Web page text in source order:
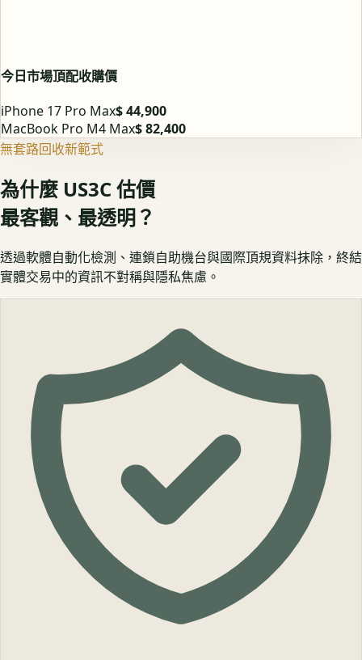
今日市場頂配收購價
iPhone 17 Pro Max$ 44,900
MacBook Pro M4 Max$ 82,400
無套路回收新範式
為什麼 US3C 估價
最客觀、最透明？
透過軟體自動化檢測、連鎖自助機台與國際頂規資料抹除，終結
實體交易中的資訊不對稱與隱私焦慮。